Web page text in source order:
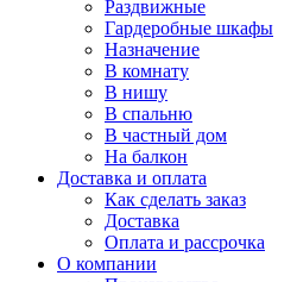
Раздвижные
Гардеробные шкафы
Назначение
В комнату
В нишу
В спальню
В частный дом
На балкон
Доставка и оплата
Как сделать заказ
Доставка
Оплата и рассрочка
О компании